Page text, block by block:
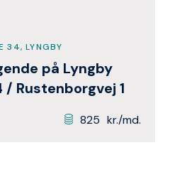
34, LYNGBY
på Lyngby
/ Rustenborgvej 1
825 kr./md.